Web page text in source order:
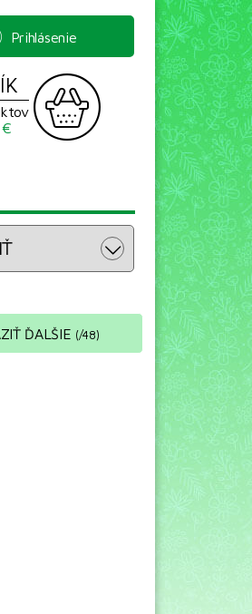
Prihlásenie
ĎALŠIE (/48)